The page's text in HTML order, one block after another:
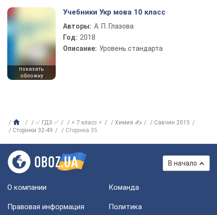
показать
обложку
Учебники Укр мова 10 класс
Авторы: А. П. Глазова
Год: 2018
Описание: Уровень стандарта
✅ ГДЗ ✅ ⚡ 7 класс ⚡ Химия ✍
Савчин 2015
Сторінки 32-49
Сторінка 35
В начало
О компании Команда
Правовая информация
Политика